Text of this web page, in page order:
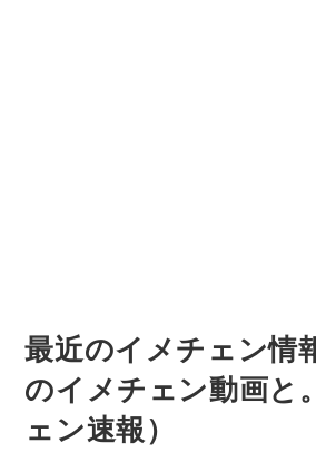
最近のイメチェン情
のイメチェン動画と
ェン速報）